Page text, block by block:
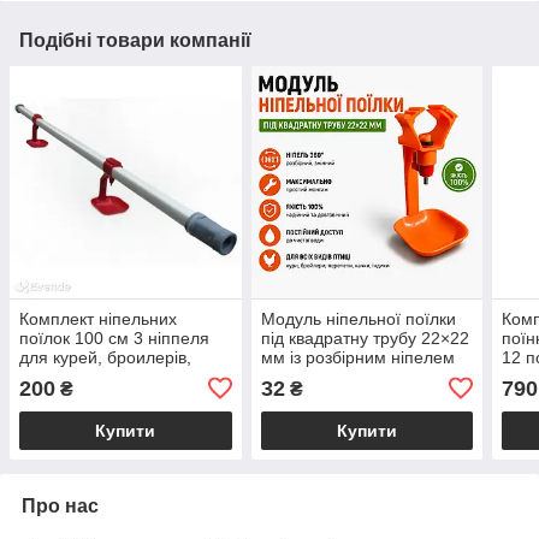
Подібні товари компанії
Комплект ніпельних
поїлок 100 см 3 ніппеля
для курей, броилерів,
200 ₴
Купити
Модуль ніпельної поїлки
під квадратну трубу 22×22
мм із розбірним ніпелем
32₴
Купити
12
790
Про нас